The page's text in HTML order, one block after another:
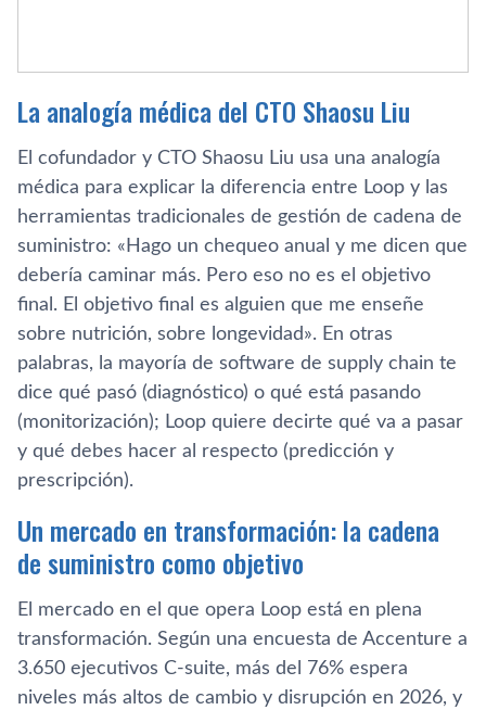
La analogía médica del CTO Shaosu Liu
El cofundador y CTO Shaosu Liu usa una analogía
médica para explicar la diferencia entre Loop y las
herramientas tradicionales de gestión de cadena de
suministro: «Hago un chequeo anual y me dicen que
debería caminar más. Pero eso no es el objetivo
final. El objetivo final es alguien que me enseñe
sobre nutrición, sobre longevidad». En otras
palabras, la mayoría de software de supply chain te
dice qué pasó (diagnóstico) o qué está pasando
(monitorización); Loop quiere decirte qué va a pasar
y qué debes hacer al respecto (predicción y
prescripción).
Un mercado en transformación: la cadena
de suministro como objetivo
El mercado en el que opera Loop está en plena
transformación. Según una encuesta de Accenture a
3.650 ejecutivos C-suite, más del 76% espera
niveles más altos de cambio y disrupción en 2026, y